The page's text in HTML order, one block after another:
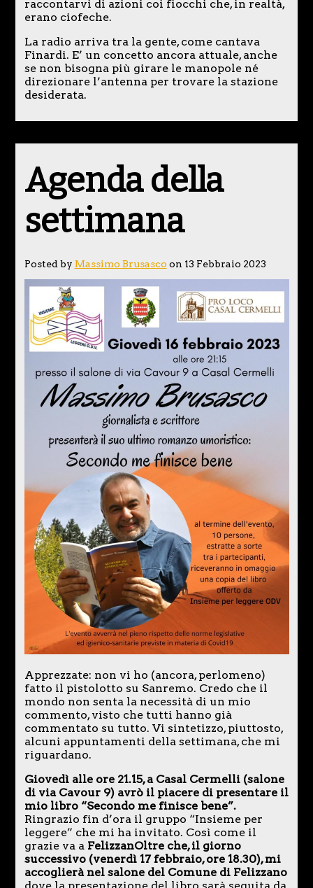
raccontarvi di azioni coi fiocchi che, in realtà,
erano ciofeche.
La radio arriva tra la gente, come cantava
Finardi. E’ un concetto ancora attuale, anche
se non bisogna più girare le manopole né
direzionare l’antenna per trovare la stazione
desiderata.
Agenda della
settimana
Posted by Massimo Brusasco on 13 Febbraio 2023
Apprezzate: non vi ho (ancora, perlomeno)
fatto il pistolotto su Sanremo. Credo che il
mondo non senta la necessità di un mio
commento, visto che tutti hanno già
commentato su tutto. Vi sintetizzo, piuttosto,
alcuni appuntamenti della settimana, che mi
riguardano.
Giovedì alle ore 21.15, a Casal Cermelli (salone
di via Cavour 9) avrò il piacere di presentare il
mio libro “Secondo me finisce bene”.
Ringrazio fin d’ora il gruppo “Insieme per
leggere” che mi ha invitato. Così come il
grazie va a FelizzanOltre che, il giorno
successivo (venerdì 17 febbraio, ore 18.30), mi
accoglierà nel salone del Comune di Felizzano